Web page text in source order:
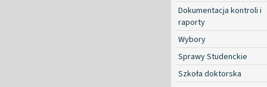
Dokumentacja kontroli i
raporty
Wybory
Sprawy Studenckie
Szkoła doktorska